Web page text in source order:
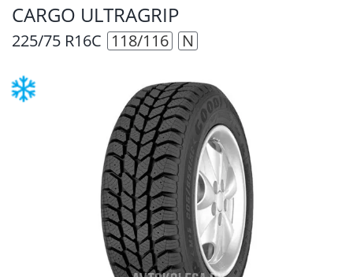
CARGO ULTRAGRIP
225/75 R16C 118/116 N